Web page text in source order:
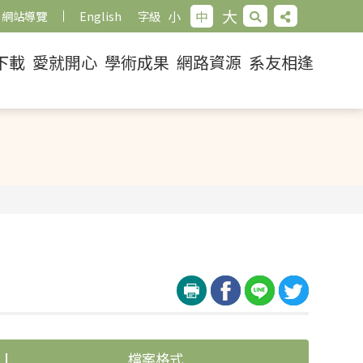
網站導覽 English 字級 小 中 大
載 愛就開心 學術成果 網路資源 系友相逢
檔案格式